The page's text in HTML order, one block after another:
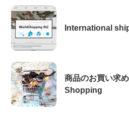
International
商品のお買い求
Shopping